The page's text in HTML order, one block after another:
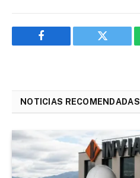
Facebook Twitter
NOTICIAS RECOMENDADAS